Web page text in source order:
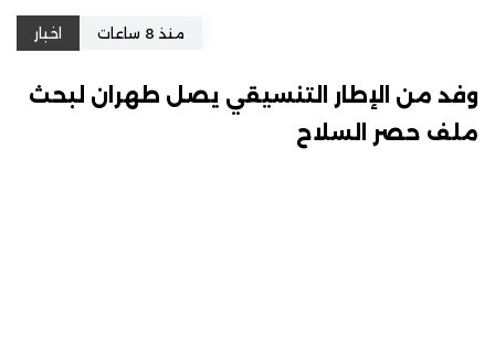
منذ 8 ساعات اخبار
وفد من الإطار التنسيقي يصل طهران لبحث
ملف حصر السلاح